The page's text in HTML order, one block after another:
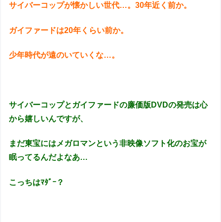
サイバーコップが懐かしい世代…。30年近く前か。
ガイファードは20年くらい前か。
少年時代が遠のいていくな…。
サイバーコップとガイファードの廉価版DVDの発売は心
から嬉しいんですが、
まだ東宝にはメガロマンという非映像ソフト化のお宝が
眠ってるんだよなあ…
こっちはﾏﾀﾞｰ？